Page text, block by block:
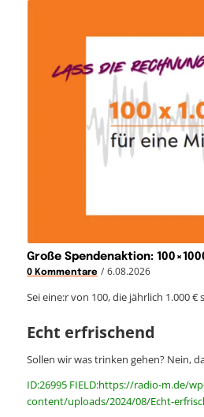
Große Spendenaktion:
0 Kommentare / 6.08.2026
Sei eine:r von 100, die jährlich 1.000
Echt erfrischend
Sollen wir was trinken gehen? Nein,
ID:26995 FIELD:https://radio-m.de/
content/uploads/2024/08/Echt-